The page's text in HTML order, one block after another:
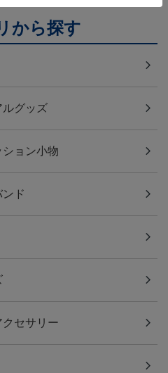
から探す
ルグッズ
ョン小物
ド
セサリー